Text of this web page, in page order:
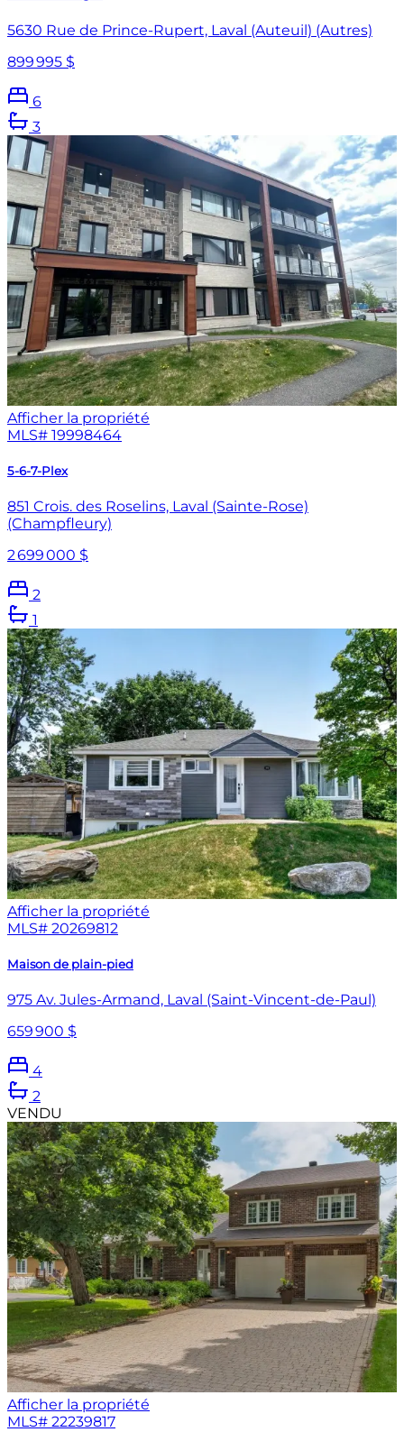
5630 Rue de Prince-Rupert, Laval (Auteuil) (Autres)
899 995 $
6
3
Afficher la propriété
MLS# 19998464
5-6-7-Plex
851 Crois. des Roselins, Laval (Sainte-Rose)
(Champfleury)
2 699 000 $
2
1
Afficher la propriété
MLS# 20269812
Maison de plain-pied
975 Av. Jules-Armand, Laval (Saint-Vincent-de-Paul)
659 900 $
4
2
VENDU
Afficher la propriété
MLS# 22239817